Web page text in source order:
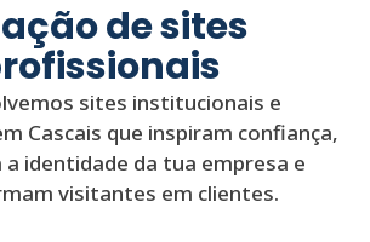
de sites
sites institucionais e
Cascais que inspiram confiança,
identidade da tua empresa e
visitantes em clientes.